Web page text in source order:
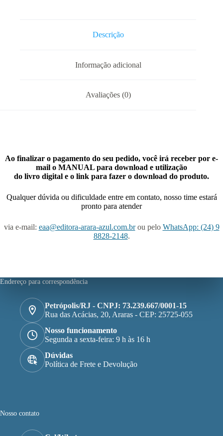
Descrição
Informação adicional
Avaliações (0)
Ao finalizar o pagamento do seu pedido, você irá receber por e-
mail o MANUAL para download e utilização
do livro digital e o link para fazer o download do produto.
Qualquer dúvida ou dificuldade entre em contato, nosso time estará
pronto para atender
via e-mail: eaa@editora-arara-azul.com.brou pelo WhatsApp: (24) 9
8828-2148.
Endereço para correspondência
Petrópolis/RJ - CNPJ: 73.239.667/0001-15
Rua das Acácias, 20, Araras - CEP: 25725-055
Nosso funcionamento
Segunda a sexta-feira: 9 h às 16 h
Dúvidas
Política de Frete e Devolução
Nosso contato